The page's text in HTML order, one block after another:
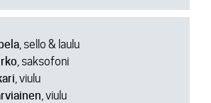
, sello & laulu
, saksofoni
, viulu
, viulu